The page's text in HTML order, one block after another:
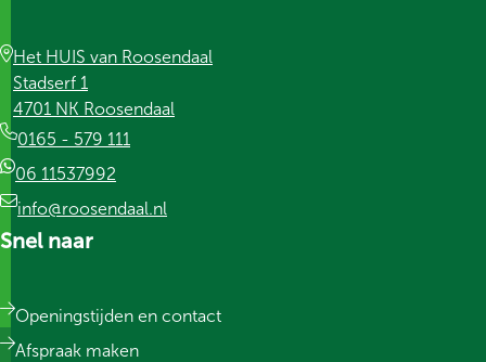
Het HUIS van Roosendaal
Stadserf 1
4701 NK Roosendaal
0165 - 579 111
06 11537992
info@roosendaal.nl
Snel naar
Openingstijden en contact
Afspraak maken